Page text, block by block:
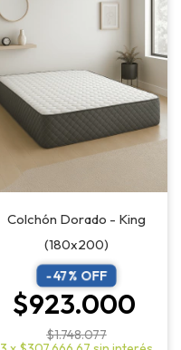
Colchón Dorado - King
(180x200)
-47% OFF
$923.000
$1.748.077